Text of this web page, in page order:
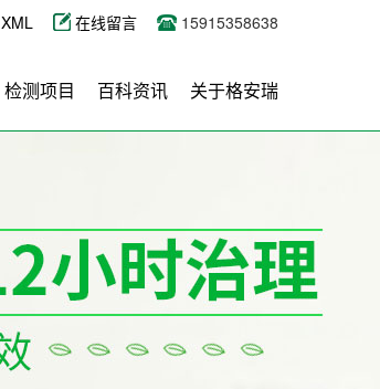
XML 在线留言 15915358638
检测项目 百科资讯 关于格安瑞